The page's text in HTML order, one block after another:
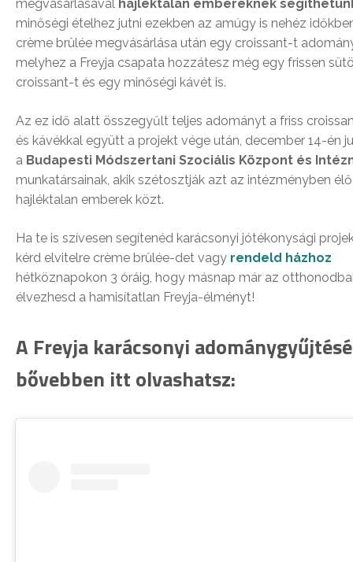
megvásárlásával hajléktalan embereknek
minőségi ételhez jutni ezekben az amúgy is nehéz
crème brûlée megvásárlása után egy croissant-t
melyhez a Freyja csapata hozzátesz még egy frissen
croissant-t és egy minőségi kávét is.
Az ez idő alatt összegyűlt teljes adományt a friss
és kávékkal együtt a projekt vége után, december 14-én
a Budapesti Módszertani Szociális Központ és
munkatársainak, akik szétosztják azt az intézményben élő
hajléktalan emberek közt.
Ha te is szívesen segítenéd karácsonyi jótékonysági
kérd elvitelre crème brûlée-det vagy rendeld házhoz
hétköznapokon 3 óráig, hogy másnap már az
élvezhesd a hamisítatlan Freyja-élményt!
A Freyja karácsonyi
bővebben itt olvashatsz: